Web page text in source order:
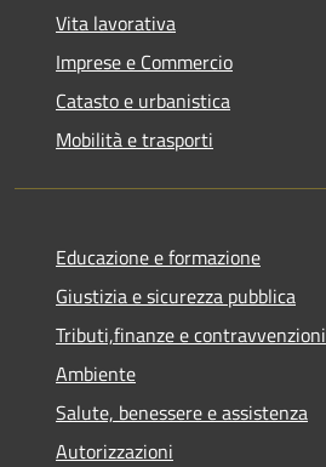
Vita lavorativa
Imprese e Commercio
Catasto e urbanistica
Mobilità e trasporti
Educazione e formazione
Giustizia e sicurezza pubblica
Tributi,finanze e contravvenzioni
Ambiente
Salute, benessere e assistenza
Autorizzazioni